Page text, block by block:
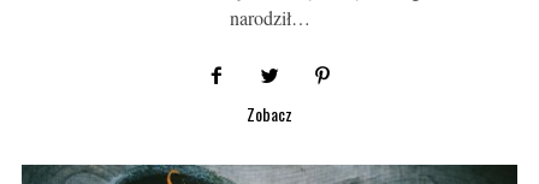
narodził…
Zobacz